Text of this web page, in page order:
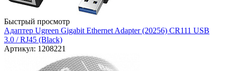
Быстрый просмотр
Адаптер Ugreen Gigabit Ethernet Adapter (20256) CR111 USB
3.0 / RJ45 (Black)
Артикул: 1208221